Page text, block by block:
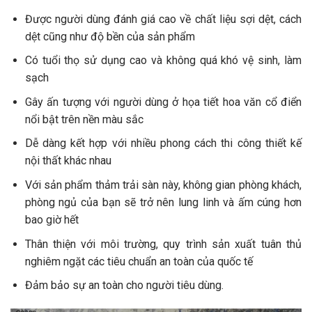
Được người dùng đánh giá cao về chất liệu sợi dệt, cách
dệt cũng như độ bền của sản phẩm
Có tuổi thọ sử dụng cao và không quá khó vệ sinh, làm
sạch
Gây ấn tượng với người dùng ở họa tiết hoa văn cổ điển
nổi bật trên nền màu sắc
Dễ dàng kết hợp với nhiều phong cách thi công thiết kế
nội thất khác nhau
Với sản phẩm thảm trải sàn này, không gian phòng khách,
phòng ngủ của bạn sẽ trở nên lung linh và ấm cúng hơn
bao giờ hết
Thân thiện với môi trường, quy trình sản xuất tuân thủ
nghiêm ngặt các tiêu chuẩn an toàn của quốc tế
Đảm bảo sự an toàn cho người tiêu dùng.